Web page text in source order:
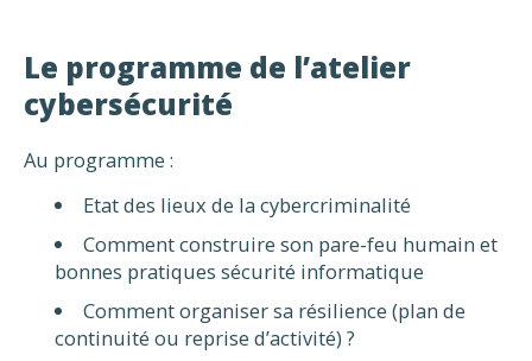
Le programme de l’atelier
cybersécurité
Au programme :
Etat des lieux de la cybercriminalité
Comment construire son pare-feu humain et
bonnes pratiques sécurité informatique
Comment organiser sa résilience (plan de
continuité ou reprise d’activité) ?